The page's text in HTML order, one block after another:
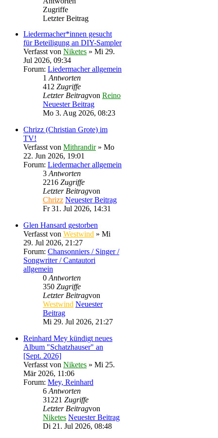
Zugriffe
Letzter Beitrag
Liedermacher*innen gesucht
für Beteiligung an DIY-Sampler
Verfasst von Niketes » Mi 29.
Jul 2026, 09:34
Forum: Liedermacher allgemein
1 Antworten
412 Zugriffe
Letzter Beitragvon Reino
Neuester Beitrag
Mo 3. Aug 2026, 08:23
Chrizz (Christian Grote) im
TV!
Verfasst von Mithrandir» Mo
22. Jun 2026, 19:01
Forum: Liedermacher allgemein
3 Antworten
2216 Zugriffe
Letzter Beitragvon
Chrizz Neuester Beitrag
Fr 31. Jul 2026, 14:31
Glen Hansard gestorben
Verfasst von Westwind » Mi
29. Jul 2026, 21:27
Forum: Chansonniers / Singer /
Songwriter / Cantautori
allgemein
0 Antworten
350 Zugriffe
Letzter Beitragvon
Westwind Neuester
Beitrag
Mi 29. Jul 2026, 21:27
Reinhard Mey kündigt neues
Album "Schatzhauser" an
[Sept. 2026]
Verfasst von Niketes » Mi 25.
Mär 2026, 11:06
Forum: Mey, Reinhard
6 Antworten
31221 Zugriffe
Letzter Beitragvon
Niketes Neuester Beitrag
Di 21. Jul 2026, 08:48